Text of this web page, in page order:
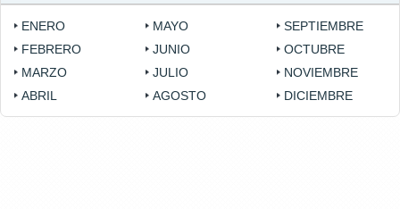
ENERO
FEBRERO
MARZO
ABRIL
MAYO
JUNIO
JULIO
AGOSTO
SEPTIEMBRE
OCTUBRE
NOVIEMBRE
DICIEMBRE